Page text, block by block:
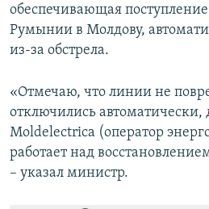
обеспечивающая
Румынии в Молдову,
из-за обстрела.
«Отмечаю, что линии не
отключились автоматически,
Moldelectrica (оператор
работает над
– указал министр.